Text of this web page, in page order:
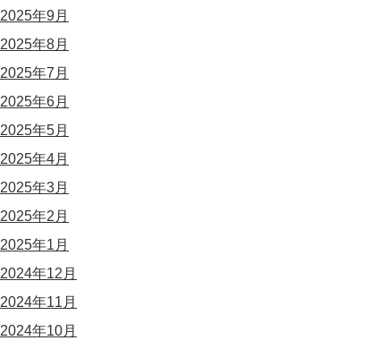
2025年9月
2025年8月
2025年7月
2025年6月
2025年5月
2025年4月
2025年3月
2025年2月
2025年1月
2024年12月
2024年11月
2024年10月